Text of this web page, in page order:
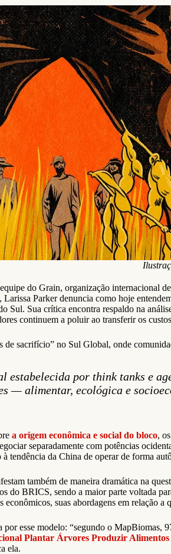
do Grain, organização internacional
Parker denuncia como hoje
Sul. Sua crítica encontra respaldo na
continuem a poluir ao transferir os
de sacrifício” no Sul Global, onde
estabelecida por think tanks e
— alimentar, ecológica e
a origem econômica e social do bloco,
separadamente com potências
tendência da China de operar de forma
também de maneira dramática na
do BRICS, sendo a maior parte voltada
suas abordagens em relação
por esse modelo: “segundo o
Plantar Árvores Produzir Alimentos
ela.